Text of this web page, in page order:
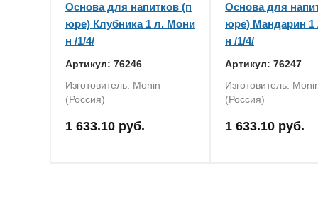
Основа для напитков (п
юре) Клубника 1 л. Мони
н /1/4/
Артикул: 76246
Изготовитель: Monin
(Россия)
1 633.10 руб.
Основа для
юре) Мандарин
н /1/4/
Артикул: 76247
Изготовитель:
(Россия)
1 633.10 руб.